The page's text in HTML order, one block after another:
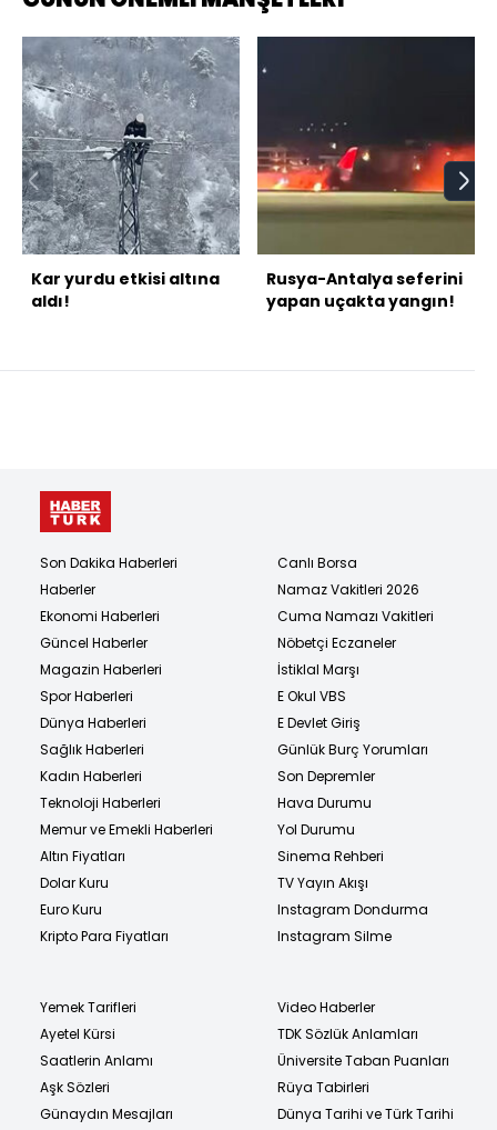
Kar yurdu etkisi altına
aldı!
Rusya-Antalya seferini
yapan uçakta yangın!
Son Dakika Haberleri
Haberler
Ekonomi Haberleri
Güncel Haberler
Magazin Haberleri
Spor Haberleri
Dünya Haberleri
Sağlık Haberleri
Kadın Haberleri
Teknoloji Haberleri
Memur ve Emekli Haberleri
Altın Fiyatları
Dolar Kuru
Euro Kuru
Kripto Para Fiyatları
Canlı Borsa
Namaz Vakitleri 2026
Cuma Namazı Vakitleri
Nöbetçi Eczaneler
İstiklal Marşı
E Okul VBS
E Devlet Giriş
Günlük Burç Yorumları
Son Depremler
Hava Durumu
Yol Durumu
Sinema Rehberi
TV Yayın Akışı
Instagram Dondurma
Instagram Silme
Yemek Tarifleri
Ayetel Kürsi
Saatlerin Anlamı
Aşk Sözleri
Günaydın Mesajları
Video Haberler
TDK Sözlük Anlamları
Üniversite Taban Puanları
Rüya Tabirleri
Dünya Tarihi ve Türk Tarihi